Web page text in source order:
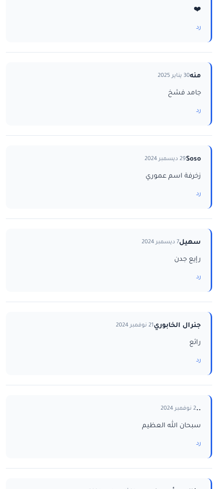
❤️
رد
منه30 يناير 2025
جامد فشخ
رد
Soso29 ديسمبر 2024
زخرفة اسم عموري
رد
سهيل7 ديسمبر 2024
رإيع جدن
رد
جنرال الخابوري21 نوفمبر 2024
رائع
رد
..2 نوفمبر 2024
سبحان الله العظيم
رد